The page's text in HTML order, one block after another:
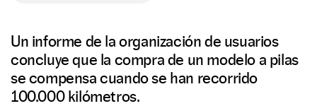
Un informe de la organización de usuarios
concluye que la compra de un modelo a pilas
se compensa cuando se han recorrido
100.000 kilómetros.